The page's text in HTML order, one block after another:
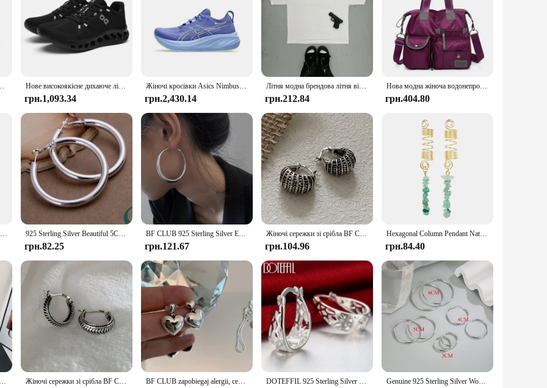
Asics, кросівки унісекс, білі Нове високоякісне дихаюче літнє спортивне взуття 2024, повсякденні кросівки, чоловічі кросівки для ходьби на відкритому повітрі для жінок
грн.1,093.34
Жіночі кросівки Asics Nimbus 26. Tenis Original Cushion Nimbus 26. Жіночі кросівки, дихаючі, спортивні, рожеві
грн.2,430.14
Літня модна брендова літня вільна жіноча футболка Harajuku IN GLOCK WE TRUST Letter Print Oversize Tee з коротким рукавом Жіночий одяг
грн.212.84
Нова модна жіноча водонепроникна сумка Оксфорд, повсякденна нейлонова сумка на плече великої місткості для подорожей
грн.404.80
Reloj Mujer Fashion Women Watches Ladies Orange Leather Quartz Wrist Watch for Women Bussiness Casual Watch Relogio Feminino 925 Sterling Silver Beautiful 5CM Big circle hoop earrings for Woman Fashion Party Wedding Accessories Jewelry Christmas Gifts
грн.82.25
BF CLUB 925 Sterling Silver Earrings For Women Trendy Simple Big Round Earring Jewelry Prevent Allergy Party Accessories
грн.121.67
Жіночі сережки зі срібла BF CLUB 925, модні сережки в стилі ретро, ювелірні вироби, що запобігають алергії, аксесуари для вечірок
грн.104.96
Hexagonal Column Pendant Natural Stone Hair Jewelry For Women Braids Crystal Butterfly Dreadlock Women Headwear Dangle Dreadlock
грн.84.40
Нова вінтажна вельветова сумка в стилі ретро, сумки через плече, гаманець, повсякденні жіночі сумки, сумка на плече, доступні різні кольори Жіночі сережки зі срібла BF CLUB 925, модні прості круглі сережки в стилі ретро, ювелірні вироби, що запобігають алергії, аксесуари для вечірок BF CLUB zapobiegaj alergii, серьги-гвоздики из стерлингового серебра 925 пробы для женщин, летние модные винтажные серьги-гвоздики Sweet LOVE Heart, вечерние украшения DOTEFFIL 925 Sterling Silver Geometric Hollow Hoop Earring For Woman Charm Engagement Party Wedding Party Jewelry Gift Genuine 925 Sterling Silver Women's New Jewelry Fashion Round Hoop Earrings